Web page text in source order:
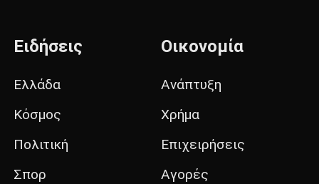
Ειδήσεις
Ελλάδα
Κόσμος
Πολιτική
Σπορ
Οικονομία
Ανάπτυξη
Χρήμα
Επιχειρήσεις
Αγορές